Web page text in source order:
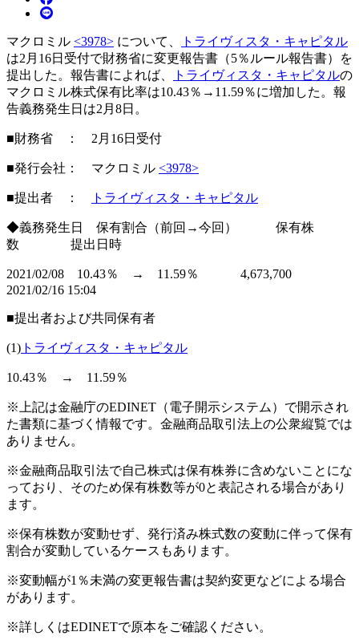
マクロミル <3978> について、
トライヴィスタ・キャピタル
は2月16日受付で財務省に変更報告書（5％ルール報告書）を
提出した。報告書によれば、
トライヴィスタ・キャピタルの
マクロミル株式保有比率は10.43％→11.59％に増加した。報
告義務発生日は2月8日。
■財務省 ： 2月16日受付
■発行会社： マクロミル <3978>
■提出者 ： トライヴィスタ・キャピタル
◆義務発生日 保有割合（前回→今回） 保有株
数 提出日時
2021/02/08 10.43％ → 11.59％ 4,673,700
2021/02/16 15:04
■提出者および共同保有者
(1) トライヴィスタ・キャピタル
10.43％ → 11.59％
※上記は金融庁のEDINET（電子開示システム）で開示され
た書類に基づく情報です。金融商品取引法上の公衆縦覧では
ありません。
※金融商品取引法で自己株式は保有株券に含めないことにな
っており、そのため保有株数等が0と表記される場合があり
ます。
※保有株数が変動せず、発行済み株式数の変動に伴って保有
割合が変動しているケースもあります。
※変動幅が1％未満の変更報告書は契約変更などによる場合
があります。
※詳しくはEDINETで原本をご確認ください。